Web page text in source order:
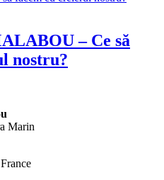
– Ce să
nostru?
Marin